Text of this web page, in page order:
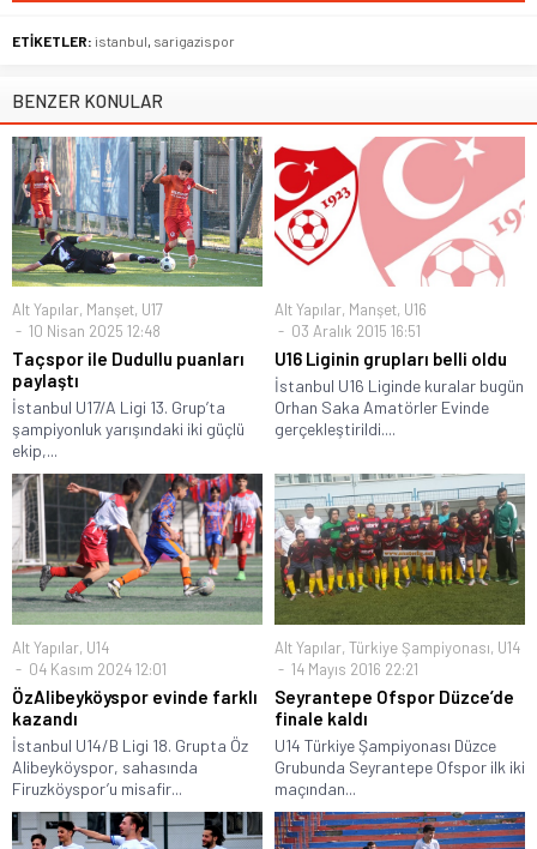
ETİKETLER: istanbul sarigazispor
BENZER KONULAR
Alt Yapılar, Manşet, U17
10 Nisan 2025 12:48
Taçspor ile Dudullu puanları
paylaştı
İstanbul U17/A Ligi 13. Grup’ta
şampiyonluk yarışındaki iki güçlü
ekip,...
Alt Yapılar, Manşet, U16
03 Aralık 2015 16:51
U16 Liginin grupları belli oldu
İstanbul U16 Liginde kuralar bugün
Orhan Saka Amatörler Evinde
gerçekleştirildi....
Alt Yapılar, U14
04 Kasım 2024 12:01
ÖzAlibeyköyspor evinde farklı
kazandı
İstanbul U14/B Ligi 18. Grupta Öz
Alibeyköyspor, sahasında
Firuzköyspor’u misafir...
Alt Yapılar, Türkiye Şampiyonası, U14
14 Mayıs 2016 22:21
Seyrantepe Ofspor Düzce’de
finale kaldı
U14 Türkiye Şampiyonası Düzce
Grubunda Seyrantepe Ofspor ilk iki
maçından...